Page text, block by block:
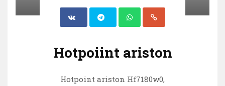
Hotpoiint ariston
Hotpoint ariston Hf7180w0,